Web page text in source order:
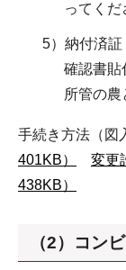
ってくだ
5）納付済
確認書貼
所管の農
手続き方法（図
401KB）
変更
438KB）
（2）コン